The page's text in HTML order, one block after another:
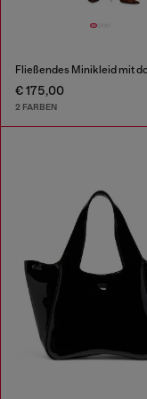
€ 175,00
2 FARBEN